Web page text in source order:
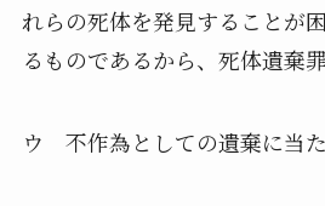
れらの死体を発見することが
るものであるから、死体遺棄
ウ 不作為としての遺棄に当